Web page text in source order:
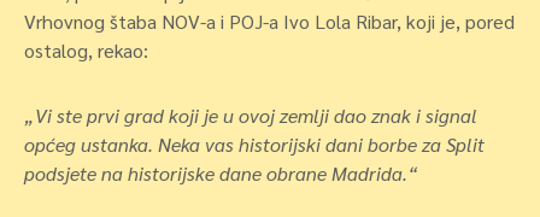
Vrhovnog štaba NOV-a i POJ-a Ivo Lola Ribar, koji je, pored
ostalog, rekao:
„Vi ste prvi grad koji je u ovoj zemlji dao znak i signal
općeg ustanka. Neka vas historijski dani borbe za Split
podsjete na historijske dane obrane Madrida.“